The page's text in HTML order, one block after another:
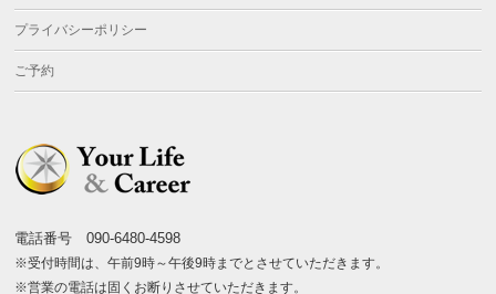
プライバシーポリシー
ご予約
電話番号 090-6480-4598
※受付時間は、午前9時～午後9時までとさせていただきます。
※営業の電話は固くお断りさせていただきます。